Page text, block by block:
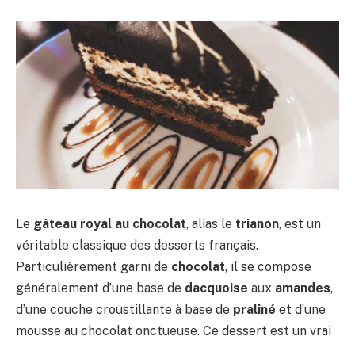
Le gâteau royal au chocolat, alias le trianon, est un
véritable classique des desserts français.
Particulièrement garni de chocolat, il se compose
généralement d’une base de dacquoise aux amandes,
d’une couche croustillante à base de praliné et d’une
mousse au chocolat onctueuse. Ce dessert est un vrai